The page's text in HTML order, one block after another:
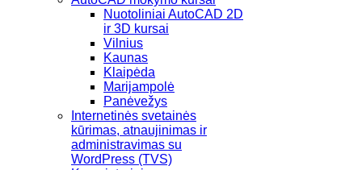
Nuotoliniai AutoCAD 2D
ir 3D kursai
Vilnius
Kaunas
Klaipėda
Marijampolė
Panėvežys
Internetinės svetainės
kūrimas, atnaujinimas ir
administravimas su
WordPress (TVS)